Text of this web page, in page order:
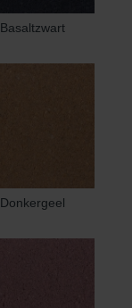
Basaltzwart
Donkergeel